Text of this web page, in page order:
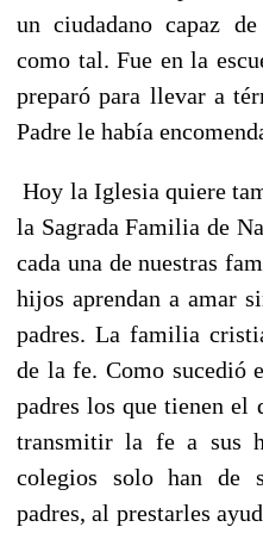
un ciudadano capaz
como tal. Fue en la
preparó para llevar a
Padre le había
Hoy la Iglesia quiere
la Sagrada Familia de
cada una de nuestras
hijos aprendan a amar
padres. La familia
de la fe. Como sucedió
padres los que tienen el
transmitir la fe a sus
colegios solo han de
padres, al prestarles